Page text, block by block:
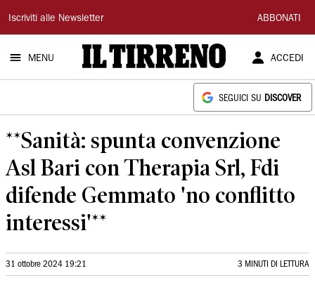
Il
Tirreno
Iscriviti alle Newsletter ABBONATI
MENU ACCEDI
SEGUICI SU DISCOVER
**Sanità: spunta convenzione
Asl Bari con Therapia Srl, Fdi
difende Gemmato 'no conflitto
interessi'**
31 ottobre 2024 19:21 3 MINUTI DI LETTURA